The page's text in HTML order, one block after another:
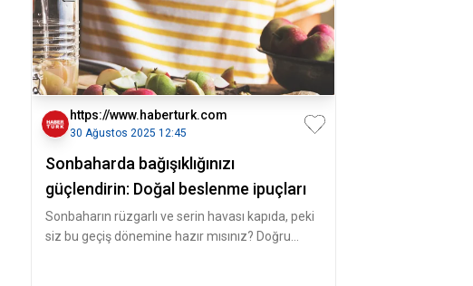
https://www.haberturk.com
30 Ağustos 2025 12:45
Sonbaharda bağışıklığınızı
güçlendirin: Doğal beslenme ipuçları
Sonbaharın rüzgarlı ve serin havası kapıda, peki
siz bu geçiş dönemine hazır mısınız? Doğru